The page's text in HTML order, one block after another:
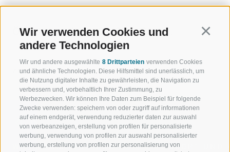
Wir verwenden Cookies und
andere Technologien
Wir und andere ausgewählte 8 Drittparteien verwenden Cookies
und ähnliche Technologien. Diese Hilfsmittel sind unerlässlich, um
die Nutzung digitaler Inhalte zu gewährleisten, die Navigation zu
verbessern und, vorbehaltlich Ihrer Zustimmung, zu
Werbezwecken. Wir können Ihre Daten zum Beispiel für folgende
Zwecke verwenden: speichern von oder zugriff auf informationen
auf einem endgerät, verwendung reduzierter daten zur auswahl
von werbeanzeigen, erstellung von profilen für personalisierte
werbung, verwendung von profilen zur auswahl personalisierter
werbung, erstellung von profilen zur personalisierung von
Öffnungszeiten :01.01. - 31.12.
ZURÜCK
WILLKOMMEN IN DER
SPORT UND